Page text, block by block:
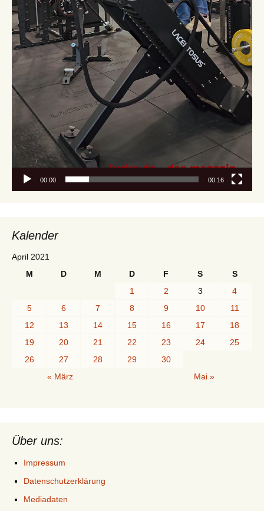
00:00 00:16
Kalender
April 2021
M
D M D F S
S
1
2 3
4
5
6 7 8 9 10
11
12
13 14 15 16 17
18
19
20 21 22 23 24
25
26
27 28 29
30
« März
Mai »
Über uns:
Impressum
Datenschutzerklärung
Mediadaten